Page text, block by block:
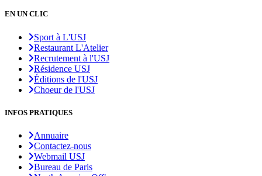
EN UN CLIC
Sport à L'USJ
Restaurant L'Atelier
Recrutement à l'USJ
Résidence USJ
Éditions de l'USJ
Choeur de l'USJ
INFOS PRATIQUES
Annuaire
Contactez-nous
Webmail USJ
Bureau de Paris